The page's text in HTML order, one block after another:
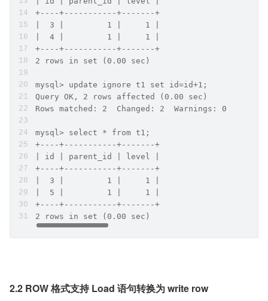
+----+-----------+-------+
|  3 |         1 |     1 |
|  4 |         1 |     1 |
+----+-----------+-------+
2 rows in set (0.00 sec)
mysql> update ignore t1 set id=id+1;
Query OK, 2 rows affected (0.00 sec)
Rows matched: 2  Changed: 2  Warnings: 0
mysql> select * from t1;
+----+-----------+-------+
| id | parent_id | level |
+----+-----------+-------+
|  3 |         1 |     1 |
|  5 |         1 |     1 |
+----+-----------+-------+
2 rows in set (0.00 sec)
2.2 ROW 格式支持 Load 语句转换为 write row